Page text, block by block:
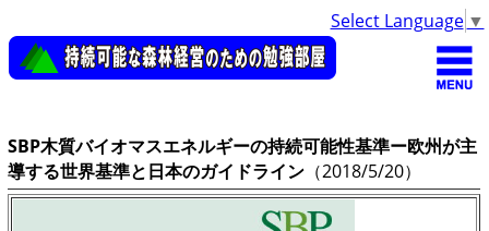
Select Language ▼
SBP木質バイオマスエネルギーの持続可能性基準ー欧州が主
導する世界基準と日本のガイドライン （2018/5/20）